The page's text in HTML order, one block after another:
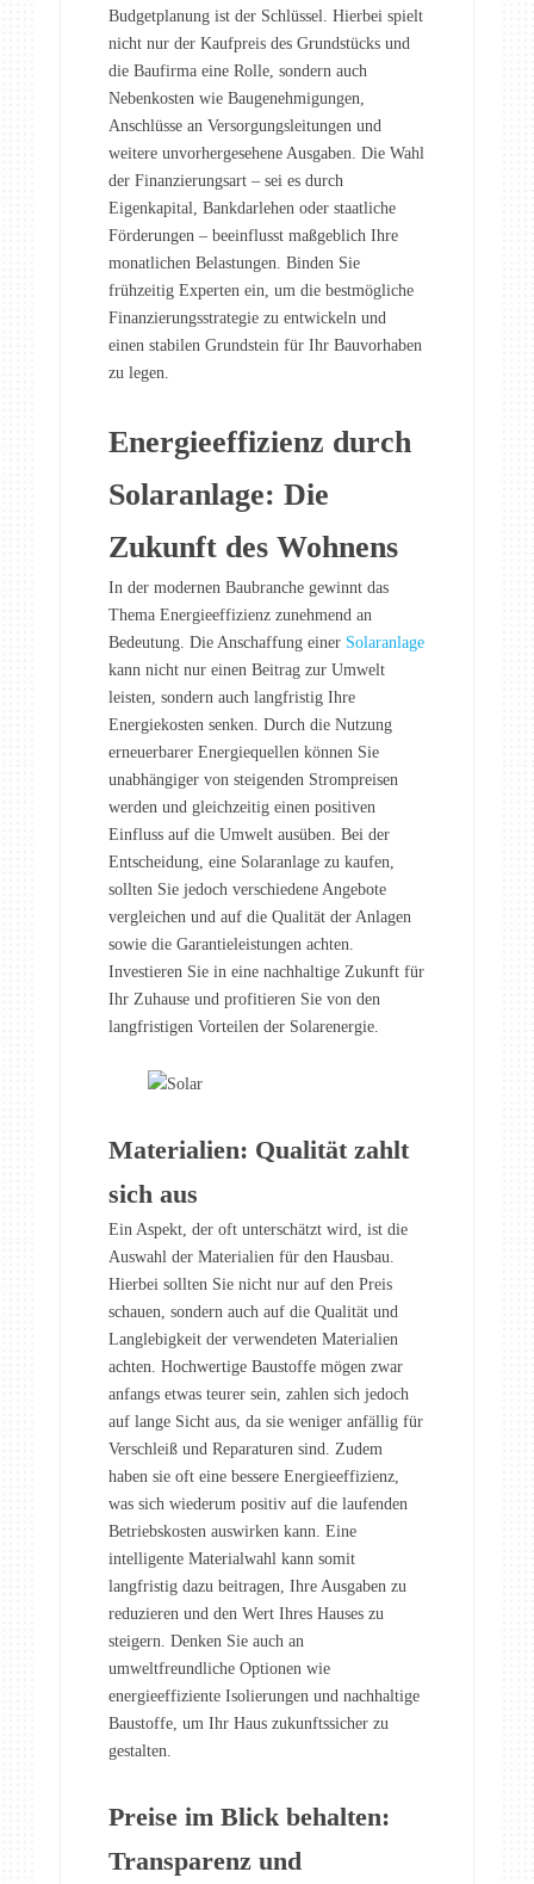
Budgetplanung ist der Schlüssel. Hierbei spielt
nicht nur der Kaufpreis des Grundstücks und
die Baufirma eine Rolle, sondern auch
Nebenkosten wie Baugenehmigungen,
Anschlüsse an Versorgungsleitungen und
weitere unvorhergesehene Ausgaben. Die Wahl
der Finanzierungsart – sei es durch
Eigenkapital, Bankdarlehen oder staatliche
Förderungen – beeinflusst maßgeblich Ihre
monatlichen Belastungen. Binden Sie
frühzeitig Experten ein, um die bestmögliche
Finanzierungsstrategie zu entwickeln und
einen stabilen Grundstein für Ihr Bauvorhaben
zu legen.
Energieeffizienz durch
Solaranlage: Die
Zukunft des Wohnens
In der modernen Baubranche gewinnt das
Thema Energieeffizienz zunehmend an
Bedeutung. Die Anschaffung einer Solaranlage
kann nicht nur einen Beitrag zur Umwelt
leisten, sondern auch langfristig Ihre
Energiekosten senken. Durch die Nutzung
erneuerbarer Energiequellen können Sie
unabhängiger von steigenden Strompreisen
werden und gleichzeitig einen positiven
Einfluss auf die Umwelt ausüben. Bei der
Entscheidung, eine Solaranlage zu kaufen,
sollten Sie jedoch verschiedene Angebote
vergleichen und auf die Qualität der Anlagen
sowie die Garantieleistungen achten.
Investieren Sie in eine nachhaltige Zukunft für
Ihr Zuhause und profitieren Sie von den
langfristigen Vorteilen der Solarenergie.
Materialien: Qualität zahlt
sich aus
Ein Aspekt, der oft unterschätzt wird, ist die
Auswahl der Materialien für den Hausbau.
Hierbei sollten Sie nicht nur auf den Preis
schauen, sondern auch auf die Qualität und
Langlebigkeit der verwendeten Materialien
achten. Hochwertige Baustoffe mögen zwar
anfangs etwas teurer sein, zahlen sich jedoch
auf lange Sicht aus, da sie weniger anfällig für
Verschleiß und Reparaturen sind. Zudem
haben sie oft eine bessere Energieeffizienz,
was sich wiederum positiv auf die laufenden
Betriebskosten auswirken kann. Eine
intelligente Materialwahl kann somit
langfristig dazu beitragen, Ihre Ausgaben zu
reduzieren und den Wert Ihres Hauses zu
steigern. Denken Sie auch an
umweltfreundliche Optionen wie
energieeffiziente Isolierungen und nachhaltige
Baustoffe, um Ihr Haus zukunftssicher zu
gestalten.
Preise im Blick behalten:
Transparenz und